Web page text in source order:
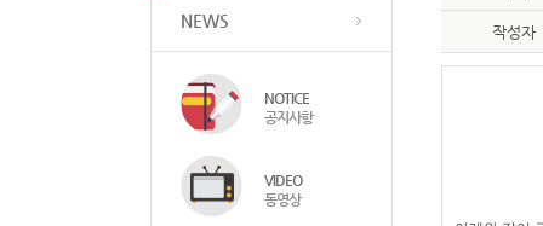
NEWS
NOTICE
공지사항
VIDEO
동영상
작성자